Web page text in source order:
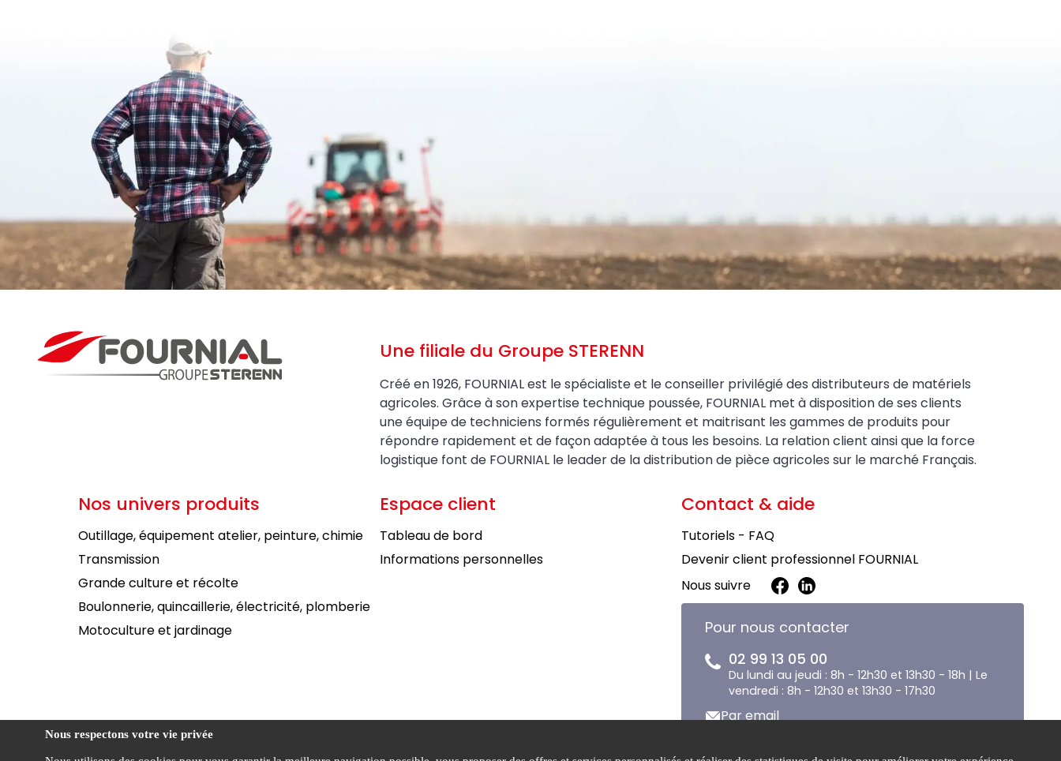
Une filiale du Groupe STERENN
Créé en 1926, FOURNIAL est le spécialiste et le conseiller privilégié des distributeurs de matériels
agricoles. Grâce à son expertise technique poussée, FOURNIAL met à disposition de ses clients
une équipe de techniciens formés régulièrement et maitrisant les gammes de produits pour
répondre rapidement et de façon adaptée à tous les besoins. La relation client ainsi que la force
logistique font de FOURNIAL le leader de la distribution de pièce agricoles sur le marché Français.
Nos univers produits
Outillage, équipement atelier, peinture, chimie
Transmission
Grande culture et récolte
Boulonnerie, quincaillerie, électricité, plomberie
Motoculture et jardinage
Espace client
Tableau de bord
Informations personnelles
Contact & aide
Tutoriels - FAQ
Devenir client professionnel FOURNIAL
Nous suivre
Pour nous contacter
02 99 13 05 00
Du lundi au jeudi : 8h - 12h30 et 13h30 - 18h | Le
vendredi : 8h - 12h30 et 13h30 - 17h30
Par email
Nous respectons votre vie privée